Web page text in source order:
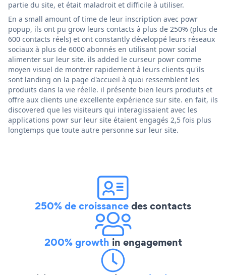
partie du site, et était maladroit et difficile à utiliser.
En a small amount of time de leur inscription avec powr
popup, ils ont pu grow leurs contacts à plus de 250% (plus de
600 contacts réels) et ont constantly développé leurs réseaux
sociaux à plus de 6000 abonnés en utilisant powr social
alimenter sur leur site. ils added le curseur powr comme
moyen visuel de montrer rapidement à leurs clients qu'ils
sont landing on la page d'accueil à quoi ressemblent les
produits dans la vie réelle. il présente bien leurs produits et
offre aux clients une excellente expérience sur site. en fait, ils
discovered que les visiteurs qui interagissaient avec les
applications powr sur leur site étaient engagés 2,5 fois plus
longtemps que toute autre personne sur leur site.
250% de croissancedes contacts
200% growth in engagement